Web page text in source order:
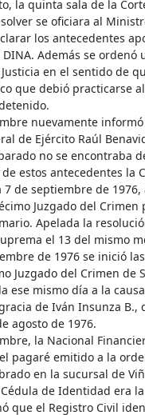
la quinta sala de la
se oficiara al
los antecedentes
Además se ordenó
en el sentido de
que debió practicarse
nuevamente
de Ejército Raúl
no se encontraba
estos antecedentes la
de septiembre de
Juzgado del Crimen
Apelada la
el 13 del mismo
de 1976 se inició
Juzgado del Crimen de
ese mismo día a la
de Iván Insunza B.,
agosto de 1976.
la Nacional
pagaré emitido a la
en la sucursal de
de Identidad era la
que el Registro Civil